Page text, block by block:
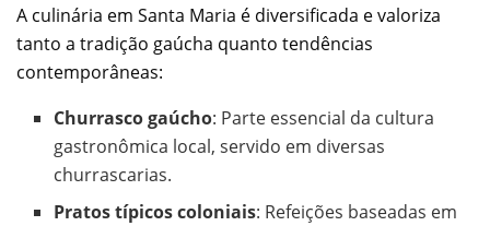
A culinária em Santa Maria é diversificada e valoriza
tanto a tradição gaúcha quanto tendências
contemporâneas:
Churrasco gaúcho: Parte essencial da cultura
gastronômica local, servido em diversas
churrascarias.
Pratos típicos coloniais: Refeições baseadas em